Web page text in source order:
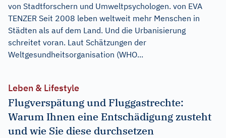
von Stadtforschern und Umweltpsychologen. von EVA
TENZER Seit 2008 leben weltweit mehr Menschen in
Städten als auf dem Land. Und die Urbanisierung
schreitet voran. Laut Schätzungen der
Weltgesundheitsorganisation (WHO...
Leben & Lifestyle
Flugverspätung und Fluggastrechte:
Warum Ihnen eine Entschädigung zusteht
und wie Sie diese durchsetzen